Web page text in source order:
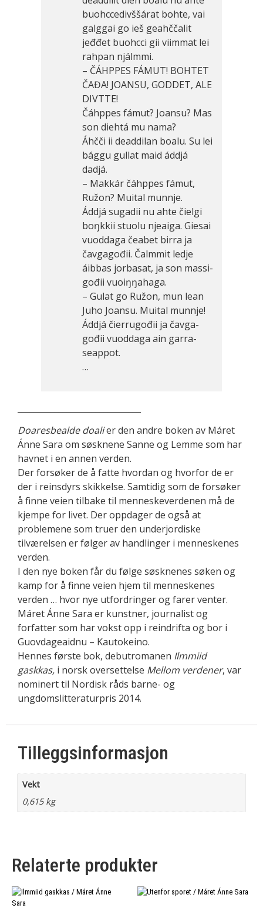
buohccedivššárat bohte, vai
galggai go ieš geahččalit
jeđđet buohcci gii viimmat lei
rahpan njálmmi.
– ČÁHPPES FÁMUT! BOHTET
ČAĐA! JOANSU, GODDET, ALE
DIVTTE!
Čáhppes fámut? Joansu? Mas
son diehtá mu nama?
Áhčči ii deaddilan boalu. Su lei
bággu gullat maid áddjá
dadjá.
– Makkár čáhppes fámut,
Ružon? Muital munnje.
Áddjá sugadii nu ahte čielgi
boŋkkii stuolu njeaiga. Giesai
vuoddaga čeabet birra ja
čavga­gođii. Čalmmit ledje
áibbas jorbasat, ja son massi­
gođii vuoiŋŋahaga.
– Gulat go Ružon, mun lean
Juho Joansu. Muital munnje!
Áddjá čierrugođii ja čavga­
gođii vuoddaga ain garra­
seappot.
…
Doaresbealde doalier den andre boken av Máret
Ánne Sara om søsknene Sanne og Lemme som har
havnet i en annen verden.
Der forsøker de å fatte hvordan og hvorfor de er
der i reinsdyrs skikkelse. Samtidig som de forsøker
å finne veien tilbake til menneskeverdenen må de
kjempe for livet. Der oppdager de også at
problemene som truer den underjordiske
tilværelsen er følger av handlinger i menneskenes
verden.
I den nye boken får du følge søsknenes søken og
kamp for å finne veien hjem til menneskenes
verden … hvor nye utfordringer og farer venter.
Máret Ánne Sara er kunstner, journalist og
forfatter som har vokst opp i reindrifta og bor i
Guovdageaidnu – Kautokeino.
Hennes første bok, debutromanen Ilmmiid
gaskkas, i norsk oversettelse Mellom verdener, var
nominert til Nordisk råds barne- og
ungdomslitteraturpris 2014.
Tilleggsinformasjon
Vekt
0,615 kg
Relaterte produkter